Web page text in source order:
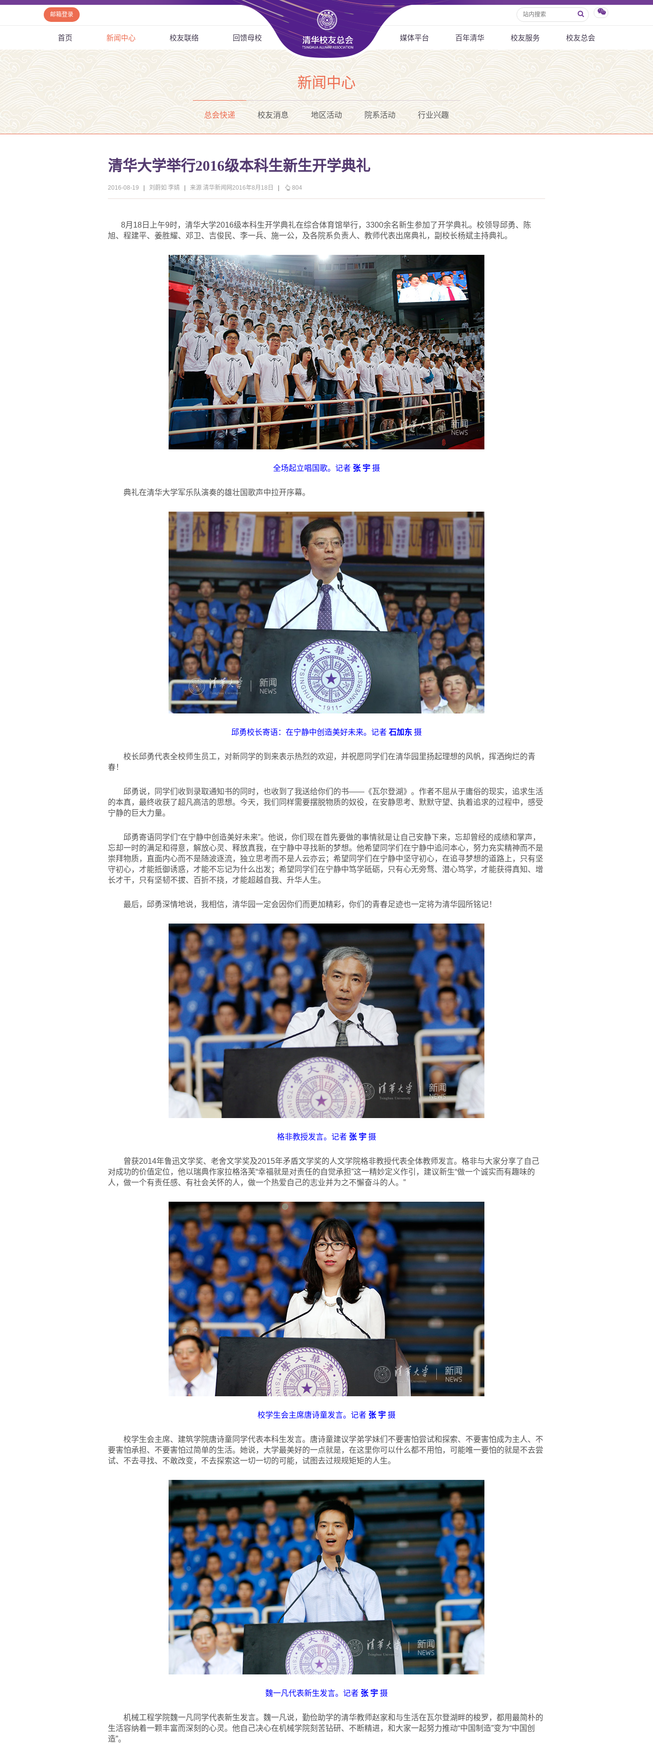
邮箱登录
首页 新闻中心 校友联络 回馈母校 媒体平台 百年清华 校友服务 校友总会
新闻中心
总会快递 校友消息 地区活动 院系活动 行业兴趣
清华大学举行2016级本科生新生开学典礼
2016-08-19 刘蔚如 李婧 来源 清华新闻网2016年8月18日 804
8月18日上午9时，清华大学2016级本科生开学典礼在综合体育馆举行，3300余名新生参加了开学典礼。校领导邱勇、陈
旭、程建平、姜胜耀、邓卫、吉俊民、李一兵、施一公，及各院系负责人、教师代表出席典礼，副校长杨斌主持典礼。
全场起立唱国歌。记者 张 宇 摄
典礼在清华大学军乐队演奏的雄壮国歌声中拉开序幕。
邱勇校长寄语：在宁静中创造美好未来。记者 石加东 摄
校长邱勇代表全校师生员工，对新同学的到来表示热烈的欢迎，并祝愿同学们在清华园里扬起理想的风帆，挥洒绚烂的青
春！
邱勇说，同学们收到录取通知书的同时，也收到了我送给你们的书——《瓦尔登湖》。作者不屈从于庸俗的现实，追求生活
的本真，最终收获了超凡高洁的思想。今天，我们同样需要摆脱物质的奴役，在安静思考、默默守望、执着追求的过程中，感受
宁静的巨大力量。
邱勇寄语同学们“在宁静中创造美好未来”。他说，你们现在首先要做的事情就是让自己安静下来，忘却曾经的成绩和掌声，
忘却一时的满足和得意，解放心灵、释放真我，在宁静中寻找新的梦想。他希望同学们在宁静中追问本心，努力充实精神而不是
崇拜物质，直面内心而不是随波逐流，独立思考而不是人云亦云；希望同学们在宁静中坚守初心，在追寻梦想的道路上，只有坚
守初心，才能抵御诱惑，才能不忘记为什么出发；希望同学们在宁静中笃学砥砺，只有心无旁骛、潜心笃学，才能获得真知、增
长才干，只有坚韧不拔、百折不挠，才能超越自我、升华人生。
最后，邱勇深情地说，我相信，清华园一定会因你们而更加精彩，你们的青春足迹也一定将为清华园所铭记！
格非教授发言。记者 张 宇 摄
曾获2014年鲁迅文学奖、老舍文学奖及2015年矛盾文学奖的人文学院格非教授代表全体教师发言。格非与大家分享了自己
对成功的价值定位，他以瑞典作家拉格洛芙“幸福就是对责任的自觉承担”这一精妙定义作引，建议新生“做一个诚实而有趣味的
人，做一个有责任感、有社会关怀的人，做一个热爱自己的志业并为之不懈奋斗的人。”
校学生会主席唐诗童发言。记者 张 宇 摄
校学生会主席、建筑学院唐诗童同学代表本科生发言。唐诗童建议学弟学妹们不要害怕尝试和探索、不要害怕成为主人、不
要害怕承担、不要害怕过简单的生活。她说，大学最美好的一点就是，在这里你可以什么都不用怕，可能唯一要怕的就是不去尝
试、不去寻找、不敢改变，不去探索这一切一切的可能，试图去过规规矩矩的人生。
魏一凡代表新生发言。记者 张 宇 摄
机械工程学院魏一凡同学代表新生发言。魏一凡说，勤俭助学的清华教师赵家和与生活在瓦尔登湖畔的梭罗，都用最简朴的
生活容纳着一颗丰富而深刻的心灵。他自己决心在机械学院刻苦钻研、不断精进，和大家一起努力推动“中国制造”变为“中国创
造”。